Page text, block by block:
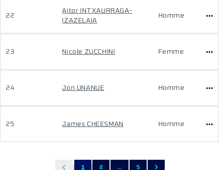
22
Aitor INTXAURRAGA-
IZAZELAIA
Homme
23 Nicole ZUCCHINI Femme
24 Jon UNANUE Homme
25 James CHEESMAN Homme
1 2 ... 5